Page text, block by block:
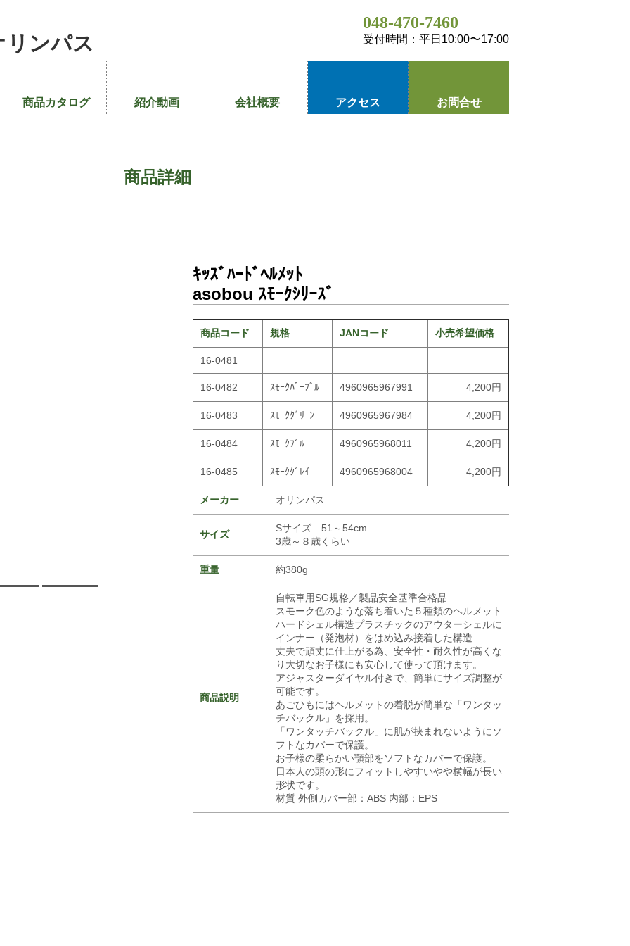
ンパス
048-470-7460
受付時間：平日10:00〜17:00
商品カタログ 紹介動画 会社概要 アクセス お問合せ
商品詳細
ｷｯｽﾞﾊｰﾄﾞﾍﾙﾒｯﾄ
asobou ｽﾓｰｸｼﾘｰｽﾞ
商品コード 規格 JANコード 小売希望価格
16-0481
16-0482 ｽﾓｰｸﾊﾟｰﾌﾟﾙ 4960965967991 4,200円
16-0483 ｽﾓｰｸｸﾞﾘｰﾝ 4960965967984 4,200円
16-0484 ｽﾓｰｸﾌﾞﾙｰ 4960965968011 4,200円
16-0485 ｽﾓｰｸｸﾞﾚｲ 4960965968004 4,200円
メーカー オリンパス
サイズ
Sサイズ 51～54cm
3歳～８歳くらい
重量 約380g
商品説明
自転車用SG規格／製品安全基準合格品
スモーク色のような落ち着いた５種類のヘルメット
ハードシェル構造プラスチックのアウターシェルに
インナー（発泡材）をはめ込み接着した構造
丈夫で頑丈に仕上がる為、安全性・耐久性が高くな
り大切なお子様にも安心して使って頂けます。
アジャスターダイヤル付きで、簡単にサイズ調整が
可能です。
あごひもにはヘルメットの着脱が簡単な「ワンタッ
チバックル」を採用。
「ワンタッチバックル」に肌が挟まれないようにソ
フトなカバーで保護。
お子様の柔らかい顎部をソフトなカバーで保護。
日本人の頭の形にフィットしやすいやや横幅が長い
形状です。
材質 外側カバー部：ABS 内部：EPS